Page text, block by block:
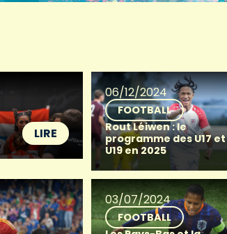
LIRE
06/12/2024
FOOTBALL
Rout Léiwen : le
programme des U17 et
U19 en 2025
03/07/2024
FOOTBALL